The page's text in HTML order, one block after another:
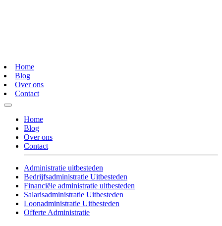
Home
Blog
Over ons
Contact
Home
Blog
Over ons
Contact
Administratie uitbesteden
Bedrijfsadministratie Uitbesteden
Financiële administratie uitbesteden
Salarisadministratie Uitbesteden
Loonadministratie Uitbesteden
Offerte Administratie